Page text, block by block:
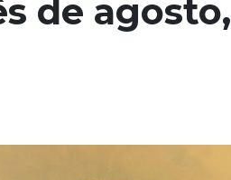
de agosto,